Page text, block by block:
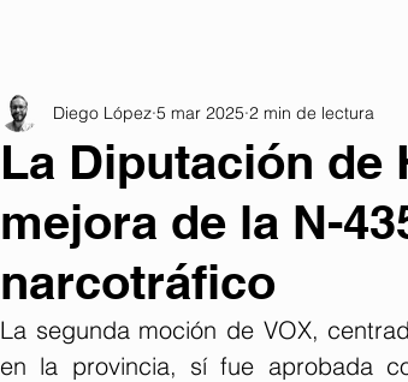
La Diputación de
mejora de la N-
narcotráfico
Diego López 5 mar 2025 2 min de lectura
La segunda moción de VOX,
en la provincia, sí fue aprobada